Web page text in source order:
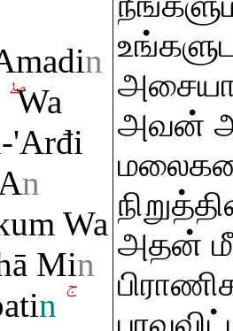
n
Wa
'Arđi
n
m Wa
Min
n
அவன்
அதன்